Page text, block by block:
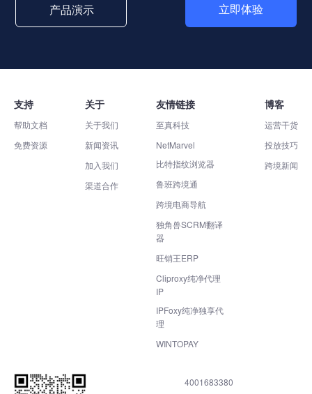
产品演示 立即体验
支持
帮助文档
免费资源
关于
关于我们
新闻资讯
加入我们
渠道合作
友情链接
至真科技
NetMarvel
比特指纹浏览器
鲁班跨境通
跨境电商导航
独角兽SCRM翻译
器
旺销王ERP
Cliproxy纯净代理
IP
IPFoxy纯净独享代
理
WINTOPAY
博客
运营干货
投放技巧
跨境新闻
4001683380